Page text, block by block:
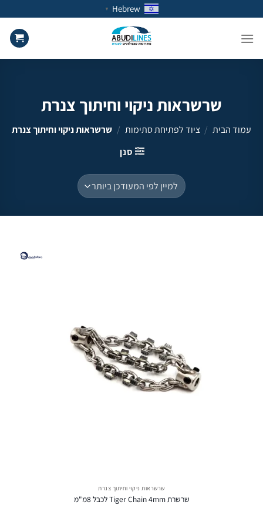
to
content
Hebrew
▼
שרשראות ניקוי וחיתוך צנרת
עמוד הבית / ציוד לפתיחת סתימות / שרשראות ניקוי וחיתוך צנרת
סנן
שרשראות ניקוי וחיתוך צנרת
שרשרת Tiger Chain 4mm לכבל 8מ"מ